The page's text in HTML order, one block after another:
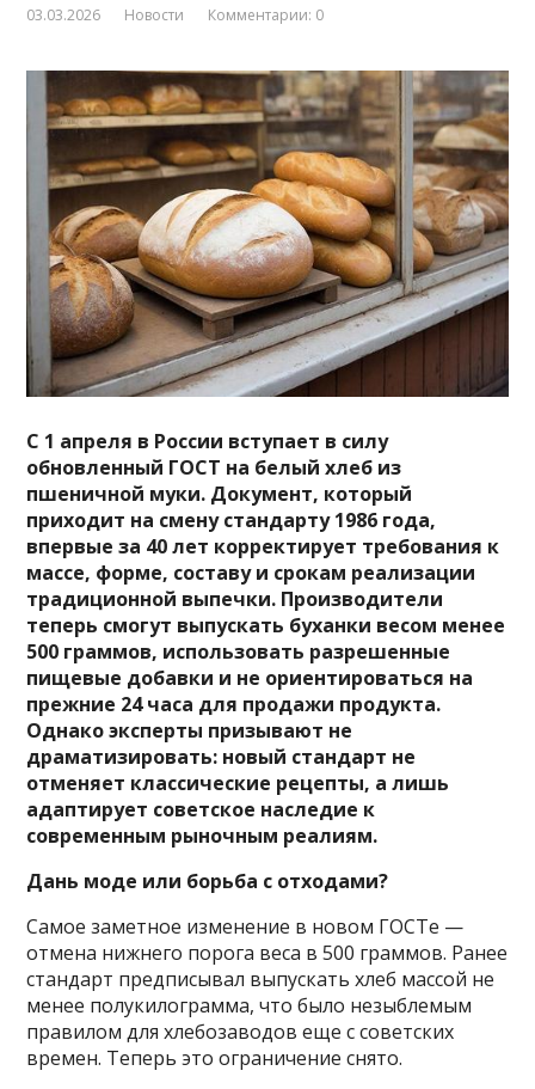
03.03.2026 Новости Комментарии: 0
С 1 апреля в России вступает в силу
обновленный ГОСТ на белый хлеб из
пшеничной муки. Документ, который
приходит на смену стандарту 1986 года,
впервые за 40 лет корректирует требования к
массе, форме, составу и срокам реализации
традиционной выпечки. Производители
теперь смогут выпускать буханки весом менее
500 граммов, использовать разрешенные
пищевые добавки и не ориентироваться на
прежние 24 часа для продажи продукта.
Однако эксперты призывают не
драматизировать: новый стандарт не
отменяет классические рецепты, а лишь
адаптирует советское наследие к
современным рыночным реалиям.
Дань моде или борьба с отходами?
Самое заметное изменение в новом ГОСТе —
отмена нижнего порога веса в 500 граммов. Ранее
стандарт предписывал выпускать хлеб массой не
менее полукилограмма, что было незыблемым
правилом для хлебозаводов еще с советских
времен. Теперь это ограничение снято.